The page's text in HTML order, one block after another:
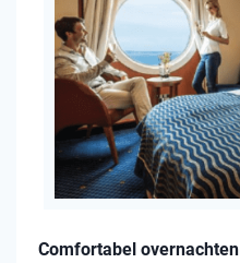
Comfortabel